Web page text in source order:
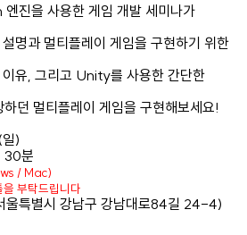
진을 사용한 게임 개발 세미나가
명과 멀티플레이 게임을 구현하기 위한
유, 그리고 Unity를 사용한 간단한
던 멀티플레이 게임을 구현해보세요!
)
30분
/ Mac)
탁드립니다
울특별시 강남구 강남대로84길 24-4)